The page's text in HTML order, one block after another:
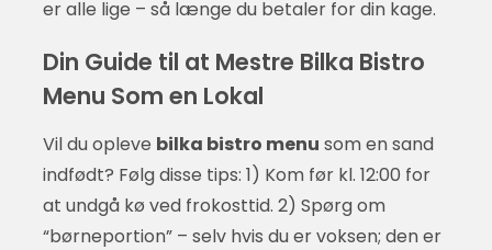
er alle lige – så længe du betaler for din kage.
Din Guide til at Mestre Bilka Bistro
Menu Som en Lokal
Vil du opleve bilka bistro menu som en sand
indfødt? Følg disse tips: 1) Kom før kl. 12:00 for
at undgå kø ved frokosttid. 2) Spørg om
“børneportion” – selv hvis du er voksen; den er